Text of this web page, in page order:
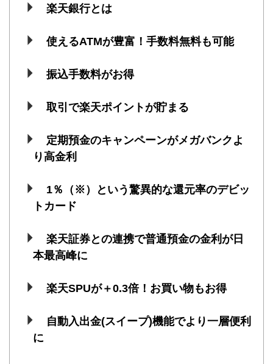
楽天銀行とは
使えるATMが豊富！手数料無料も可能
振込手数料がお得
取引で楽天ポイントが貯まる
定期預金のキャンペーンがメガバンクよ
り高金利
1％（※）という驚異的な還元率のデビッ
トカード
楽天証券との連携で普通預金の金利が日
本最高峰に
楽天SPUが＋0.3倍！お買い物もお得
自動入出金(スイープ)機能でより一層便利
に